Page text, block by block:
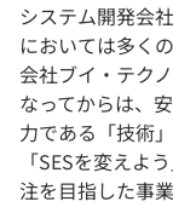
システム開発会
においては多く
会社ブイ・テク
なってからは、
力である「技術
「SESを変えよ
注を目指した事